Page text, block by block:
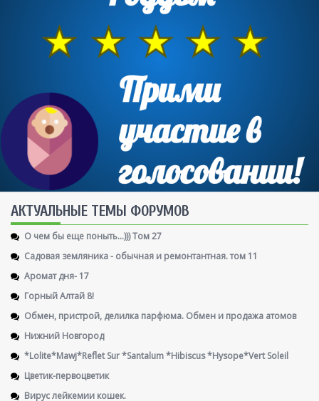
AКТУАЛЬНЫЕ ТЕМЫ ФОРУМОВ
О чем бы еще поныть...))) Том 27
Садовая земляника - обычная и ремонтантная. том 11
Аромат дня- 17
Горный Алтай 8!
Обмен, пристрой, делилка парфюма. Обмен и продажа атомов
Нижний Новгород
*Lolite*Mawj*Reflet Sur *Santalum *Hibiscus *Hysope*Vert Soleil
Цветик-первоцветик
Вирус лейкемии кошек.